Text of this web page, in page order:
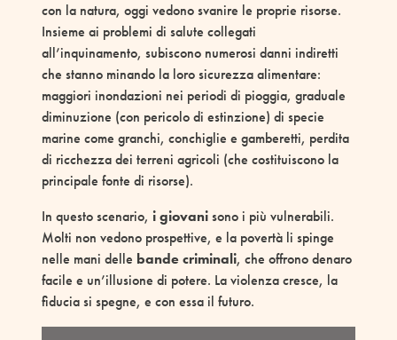
con la natura, oggi vedono svanire le proprie risorse.
Insieme ai problemi di salute collegati
all’inquinamento, subiscono numerosi danni indiretti
che stanno minando la loro sicurezza alimentare:
maggiori inondazioni nei periodi di pioggia, graduale
diminuzione (con pericolo di estinzione) di specie
marine come granchi, conchiglie e gamberetti, perdita
di ricchezza dei terreni agricoli (che costituiscono la
principale fonte di risorse).
In questo scenario, i giovanisono i più vulnerabili.
Molti non vedono prospettive, e la povertà li spinge
nelle mani delle bande criminali, che offrono denaro
facile e un’illusione di potere. La violenza cresce, la
fiducia si spegne, e con essa il futuro.